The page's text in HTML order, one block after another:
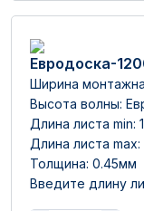
Евродоска-
Ширина
Высота волны:
Длина листа min:
Длина листа
Толщина: 0.45мм
Введите длину